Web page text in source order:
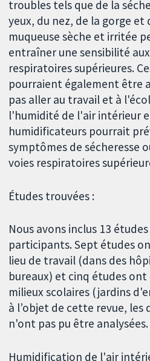
troubles tels que de la
yeux, du nez, de la gorge et
muqueuse sèche et irritée
entraîner une sensibilité
respiratoires supérieures.
pourraient également être
pas aller au travail et à
l'humidité de l'air intérieur
humidificateurs pourrait
symptômes de sécheresse
voies respiratoires
Études trouvées :
Nous avons inclus 13
participants. Sept études
lieu de travail (dans des
bureaux) et cinq études ont
milieux scolaires (jardins
à l’objet de cette revue, les
n'ont pas pu être analysées.
Humidification de l'air